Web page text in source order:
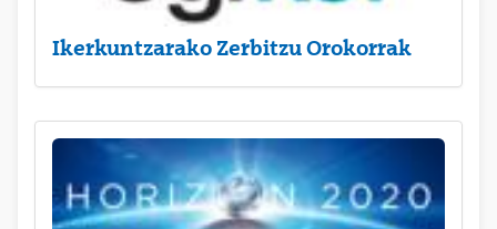
Ikerkuntzarako Zerbitzu Orokorrak